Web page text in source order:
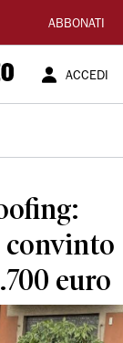
ABBONATI
ACCEDI
convinto
euro